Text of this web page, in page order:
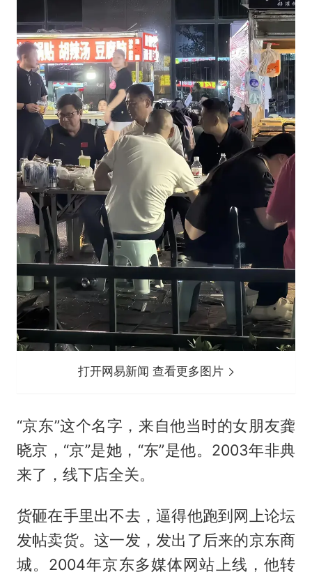
打开网易新闻 查看更多图片
“京东”这个名字，来自他当时的女朋友龚
晓京，“京”是她，“东”是他。2003年非典
来了，线下店全关。
货砸在手里出不去，逼得他跑到网上论坛
发帖卖货。这一发，发出了后来的京东商
城。2004年京东多媒体网站上线，他转